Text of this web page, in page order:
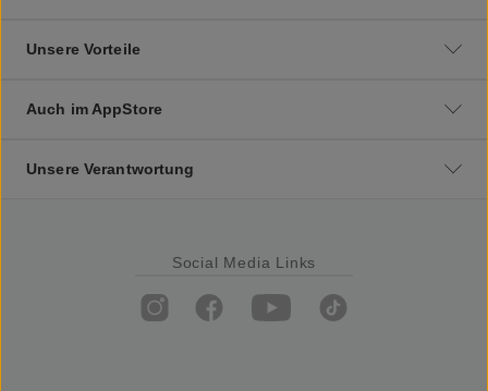
Unsere Vorteile
Auch im AppStore
Unsere Verantwortung
Social Media Links